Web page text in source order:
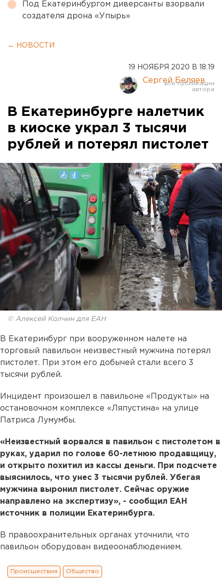
Под Екатеринбургом диверсанты взорвали
создателя дрона «Упырь»
← НОВОСТИ
19 НОЯБРЯ 2020 В 18:19
Сергей Беляев
В Екатеринбурге налетчик
в киоске украл 3 тысячи
рублей и потерял пистолет
© Алексей Колчин для ЕАН
В Екатеринбург при вооруженном налете на
торговый павильон неизвестный мужчина потерял
пистолет. При этом его добычей стали всего 3
тысячи рублей.
Инцидент произошел в павильоне «Продукты» на
остановочном комплексе «Ляпустина» на улице
Патриса Лумумбы.
«Неизвестный ворвался в павильон с пистолетом в
руках, ударил по голове 60-летнюю продавщицу,
и открыто похитил из кассы деньги. При подсчете
выяснилось, что унес 3 тысячи рублей. Убегая
мужчина выронил пистолет. Сейчас оружие
направлено на экспертизу», - сообщил ЕАН
источник в полиции Екатеринбурга.
В правоохранительных органах уточнили, что
павильон оборудован видеоонаблюдением.
Происшествия Общество